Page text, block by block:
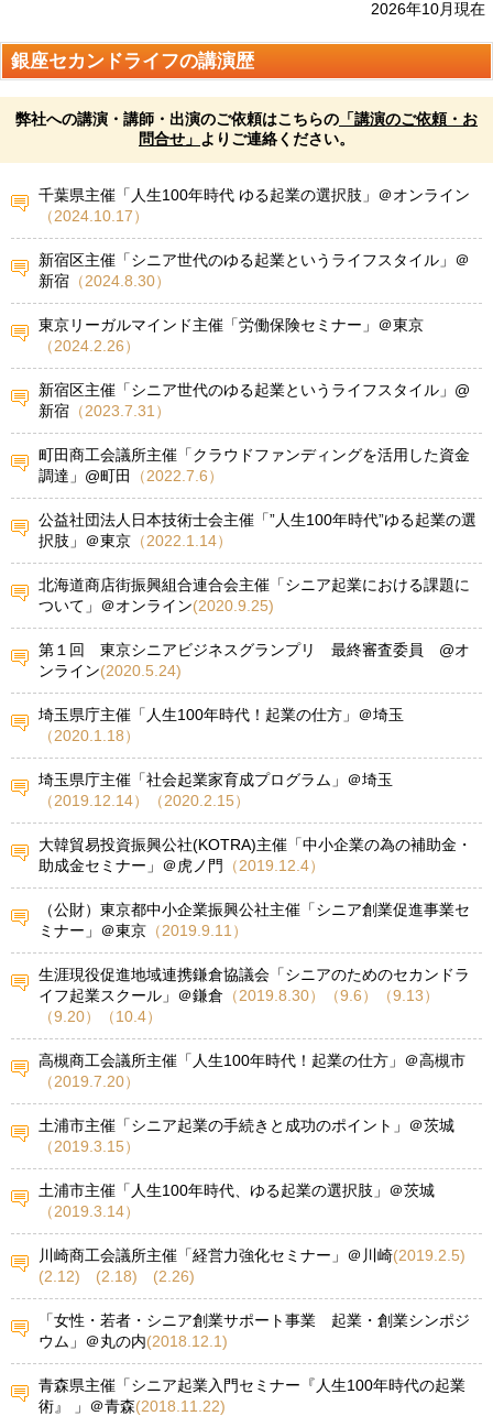
2026年10月現在
銀座セカンドライフの講演歴
弊社への講演・講師・出演のご依頼はこちらの 「講演のご依頼・お
問合せ」 よりご連絡ください。
千葉県主催「人生100年時代 ゆる起業の選択肢」＠オンライン
（2024.10.17）
新宿区主催「シニア世代のゆる起業というライフスタイル」＠
新宿 （2024.8.30）
東京リーガルマインド主催「労働保険セミナー」＠東京
（2024.2.26）
新宿区主催「シニア世代のゆる起業というライフスタイル」@
新宿 （2023.7.31）
町田商工会議所主催「クラウドファンディングを活用した資金
調達」@町田
（2022.7.6）
公益社団法人日本技術士会主催「”人生100年時代”ゆる起業の選
択肢」＠東京 （2022.1.14）
北海道商店街振興組合連合会主催「シニア起業における課題に
ついて」＠オンライン(2020.9.25)
第１回 東京シニアビジネスグランプリ 最終審査委員 @オ
ンライン(2020.5.24)
埼玉県庁主催「人生100年時代！起業の仕方」＠埼玉
（2020.1.18）
埼玉県庁主催「社会起業家育成プログラム」＠埼玉
（2019.12.14）（2020.2.15）
大韓貿易投資振興公社(KOTRA)主催「中小企業の為の補助金・
助成金セミナー」＠虎ノ門
（2019.12.4）
（公財）東京都中小企業振興公社主催「シニア創業促進事業セ
ミナー」＠東京 （2019.9.11）
生涯現役促進地域連携鎌倉協議会「シニアのためのセカンドラ
イフ起業スクール」＠鎌倉 （2019.8.30）（9.6）（9.13）
（9.20）（10.4）
高槻商工会議所主催「人生100年時代！起業の仕方」＠高槻市
（2019.7.20）
土浦市主催「シニア起業の手続きと成功のポイント」＠茨城
（2019.3.15）
土浦市主催「人生100年時代、ゆる起業の選択肢」＠茨城
（2019.3.14）
川崎商工会議所主催「経営力強化セミナー」＠川崎(2019.2.5)
(2.12) (2.18) (2.26)
「女性・若者・シニア創業サポート事業 起業・創業シンポジ
ウム」＠丸の内(2018.12.1)
青森県主催「シニア起業入門セミナー『人生100年時代の起業
術』 」＠青森(2018.11.22)